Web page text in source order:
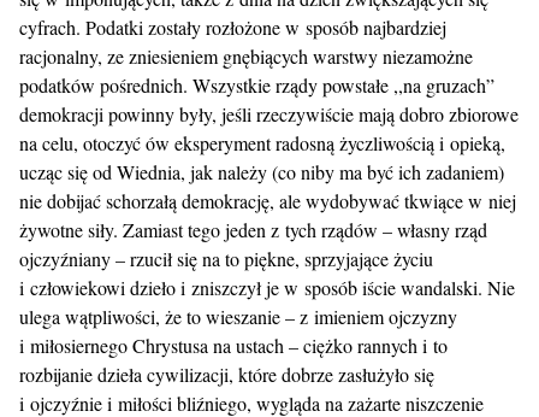
cyfrach. Podatki zostały rozłożone w sposób najbardziej
racjonalny, ze zniesieniem gnębiących warstwy niezamożne
podatków pośrednich. Wszystkie rządy powstałe ,,na gruzach”
demokracji powinny były, jeśli rzeczywiście mają dobro zbiorowe
na celu, otoczyć ów eksperyment radosną życzliwością i opieką,
ucząc się od Wiednia, jak należy (co niby ma być ich zadaniem)
nie dobijać schorzałą demokrację, ale wydobywać tkwiące w niej
żywotne siły. Zamiast tego jeden z tych rządów – własny rząd
ojczyźniany – rzucił się na to piękne, sprzyjające życiu
i człowiekowi dzieło i zniszczył je w sposób iście wandalski. Nie
ulega wątpliwości, że to wieszanie – z imieniem ojczyzny
i miłosiernego Chrystusa na ustach – ciężko rannych i to
rozbijanie dzieła cywilizacji, które dobrze zasłużyło się
i ojczyźnie i miłości bliźniego, wygląda na zażarte niszczenie